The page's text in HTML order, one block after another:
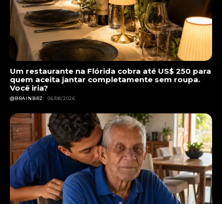
Um restaurante na Flórida cobra até US$ 250 para
quem aceita jantar completamente sem roupa.
Você iria?
@BRAINBRZ 06/08/2026